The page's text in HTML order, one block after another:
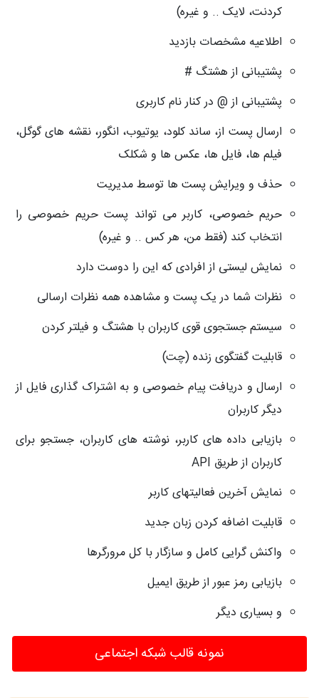
کردنت، لایک .. و غیره)
اطلاعیه مشخصات بازدید
پشتیبانی از هشتگ #
پشتیبانی از @ در کنار نام کاربری
ارسال پست از، ساند کلود، یوتیوب، انگور، نقشه های گوگل،
فیلم ها، فایل ها، عکس ها و شکلک
حذف و ویرایش پست ها توسط مدیریت
حریم خصوصی، کاربر می تواند پست حریم خصوصی را
انتخاب کند (فقط من، هر کس .. و غیره)
نمایش لیستی از افرادی که این را دوست دارد
نظرات شما در یک پست و مشاهده همه نظرات ارسالی
سیستم جستجوی قوی کاربران با هشتگ و فیلتر کردن
قابلیت گفتگوی زنده (چت)
ارسال و دریافت پیام خصوصی و به اشتراک گذاری فایل از
دیگر کاربران
بازیابی داده های کاربر، نوشته های کاربران، جستجو برای
کاربران از طریق API
نمایش آخرین فعالیتهای کاربر
قابلیت اضافه کردن زبان جدید
واکنش گرایی کامل و سازگار با کل مرورگرها
بازیابی رمز عبور از طریق ایمیل
و بسیاری دیگر
نمونه قالب شبکه اجتماعی